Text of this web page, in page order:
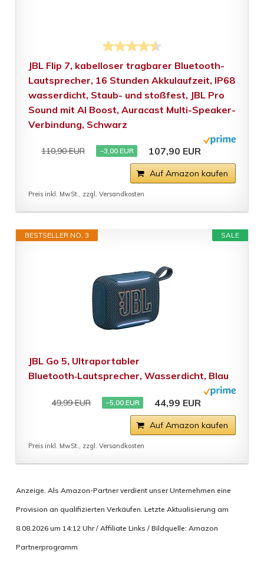
JBL Flip 7, kabelloser tragbarer Bluetooth-
Lautsprecher, 16 Stunden Akkulaufzeit, IP68
wasserdicht, Staub- und stoßfest, JBL Pro
Sound mit AI Boost, Auracast Multi-Speaker-
Verbindung, Schwarz
110,90 EUR −3,00 EUR 107,90 EUR
Auf Amazon kaufen
Preis inkl. MwSt., zzgl. Versandkosten
SALE
BESTSELLER NO. 3
JBL Go 5, Ultraportabler
Bluetooth‑Lautsprecher, Wasserdicht, Blau
49,99 EUR −5,00 EUR 44,99 EUR
Auf Amazon kaufen
Preis inkl. MwSt., zzgl. Versandkosten
Anzeige. Als Amazon-Partner verdient unser Unternehmen eine
Provision an qualifizierten Verkäufen. Letzte Aktualisierung am
8.08.2026 um 14:12 Uhr / Affiliate Links / Bildquelle: Amazon
Partnerprogramm